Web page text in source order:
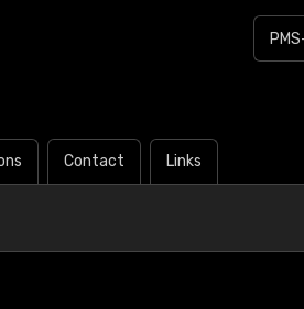
Contact Links